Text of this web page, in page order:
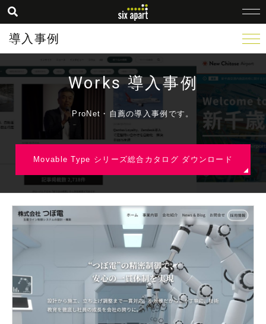
導入事例
Works 導入事例
ProNet・自薦の導入事例です。
Movable Type シリーズ総合カタログ ダウンロード